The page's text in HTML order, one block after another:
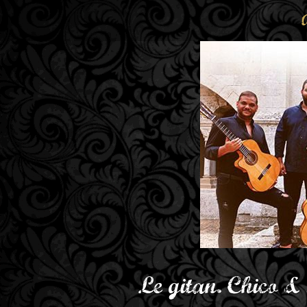
Le gitan. Chico